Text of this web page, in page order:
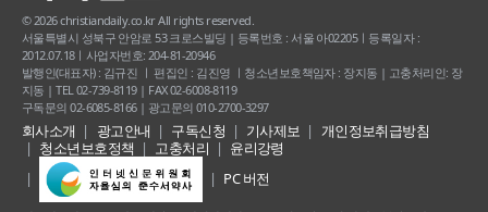
© 2026 christiandaily.co.kr All rights reserved.
서울특별시 성북구 안암로 53 크로스빌딩 | 등록번호 : 서울 아02205ㅣ등록일자 :
2012.07.18ㅣ사업자번호: 204-81-20946
발행인(대표자) : 김규진 ㅣ 편집인 : 김진영 ㅣ청소년보호책임자 : 장지동 | 고충처리인: 장
지동 | TEL 02-739-8119 | FAX 02-6008-8119
구독문의 02-6085-8166 | 광고문의 010-2700-3297
회사소개 광고안내 구독신청 기사제보
개인정보취급방침
청소년보호정책
고충처리
윤리강령
PC 버전